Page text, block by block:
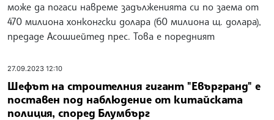
може да погаси навреме задълженията си по заема от
470 милиона хонконгски долара (60 милиона щ. долара),
предаде Асошиейтед прес. Това е поредният
27.09.2023 12:10
Шефът на строителния гигант "Евъргранд" е
поставен под наблюдение от китайската
полиция, според Блумбърг